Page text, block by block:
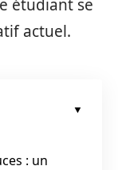
étudiant se
actuel.
: un